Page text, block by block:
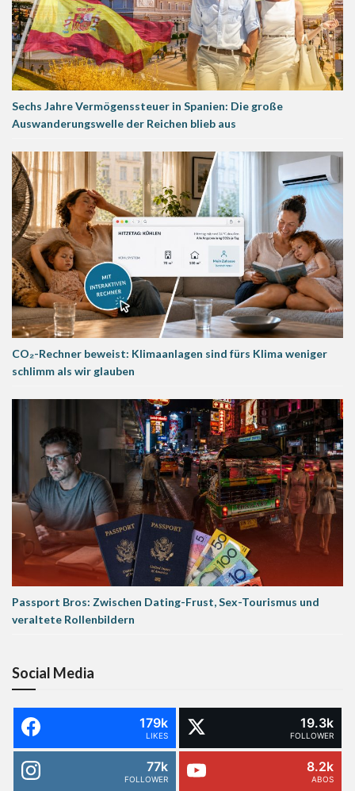
Sechs Jahre Vermögenssteuer in Spanien: Die große
Auswanderungswelle der Reichen blieb aus
CO₂-Rechner beweist: Klimaanlagen sind fürs Klima weniger
schlimm als wir glauben
Passport Bros: Zwischen Dating-Frust, Sex-Tourismus und
veraltete Rollenbildern
Social Media
179k
LIKES
19.3k
FOLLOWER
77k
FOLLOWER
8.2k
ABOS